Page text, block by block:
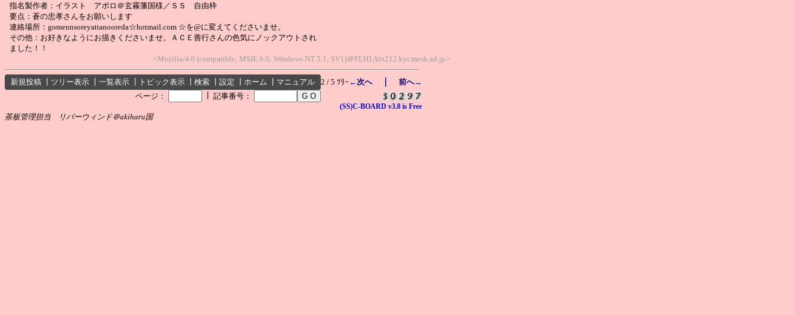
指名製作者：イラスト アポロ＠玄霧藩国様／ＳＳ 自由枠
要点：蒼の忠孝さんをお願いします
連絡場所：gomennsoreyattanooreda☆hotmail.com ☆を@に変えてくださいませ。
その他：お好きなようにお描きくださいませ。ＡＣＥ善行さんの色気にノックアウトされ
ました！！
<Mozilla/4.0 (compatible; MSIE 6.0; Windows NT 5.1; SV1)＠FLH1Abt212.kyt.mesh.ad.jp>
新規投稿 ツリー表示 一覧表示 トピック表示 検索 設定 ホーム マニュアル 2 / 5 ﾂﾘｰ ←次へ｜ 前へ→
ページ：
記事番号：
(SS)C-BOARD v3.8 is Free
茶板管理担当 リバーウィンド＠akiharu国